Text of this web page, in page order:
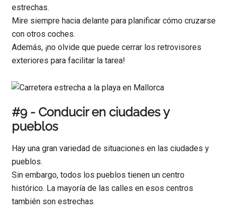
estrechas.
Mire siempre hacia delante para planificar cómo cruzarse
con otros coches.
Además, ¡no olvide que puede cerrar los retrovisores
exteriores para facilitar la tarea!
#9 - Conducir en ciudades y
pueblos
Hay una gran variedad de situaciones en las ciudades y
pueblos.
Sin embargo, todos los pueblos tienen un centro
histórico. La mayoría de las calles en esos centros
también son estrechas.